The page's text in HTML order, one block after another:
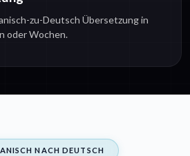
zu-Deutsch Übersetzung in
oder Wochen.
NACH DEUTSCH